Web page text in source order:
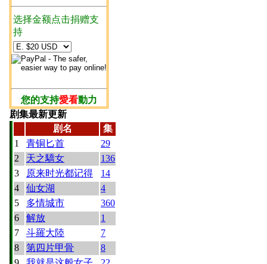
选择金额点击捐赠支
持
您的支持愛看動力
剧集最新更新
剧名
集
1
青铜匕首
29
2
天之驕女
136
3
原来时光都记得
14
4
仙女湖
4
5
多情城市
360
6
解放
1
7
斗羅大陸
7
8
第四片甲骨
8